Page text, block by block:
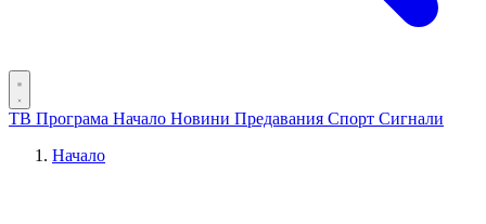
ТВ Програма Начало Новини Предавания Спорт Сигнали
Начало